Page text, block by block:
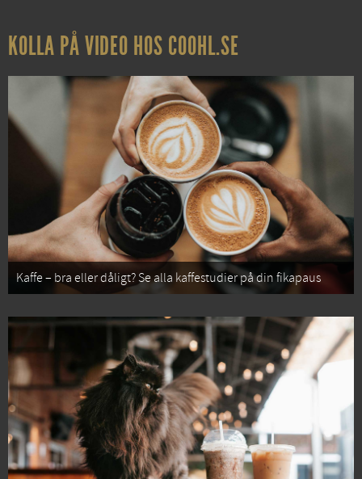
KOLLA PÅ VIDEO HOS COOHL.SE
Kaffe – bra eller dåligt? Se alla kaffestudier på din fikapaus